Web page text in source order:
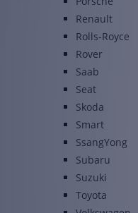
Renault
Rolls-Royce
Rover
Saab
Seat
Skoda
Smart
SsangYong
Subaru
Suzuki
Toyota